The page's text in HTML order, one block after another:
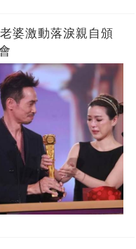
婆激動落淚親自頒